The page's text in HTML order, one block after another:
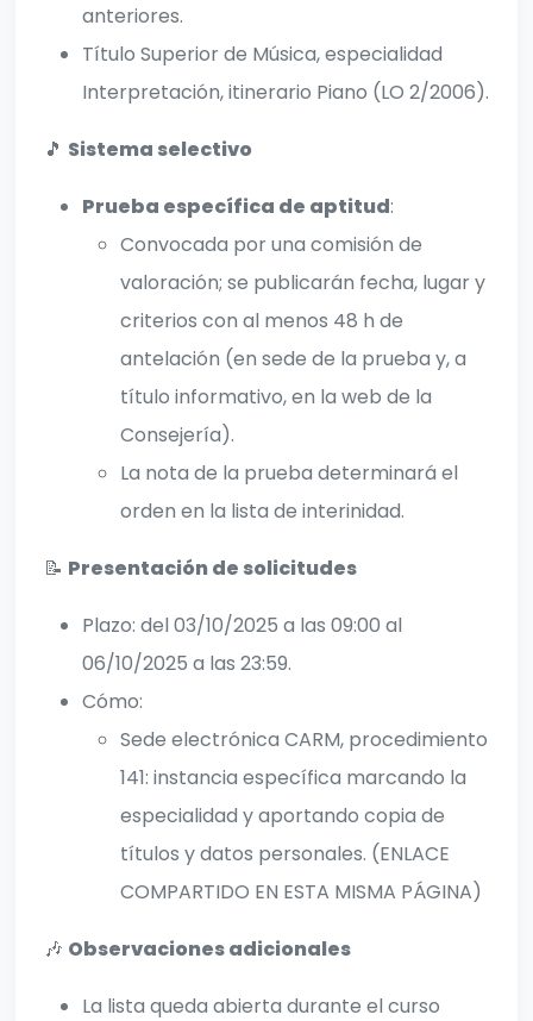
anteriores.
Título Superior de Música, especialidad
Interpretación, itinerario Piano (LO 2/2006).
🎵 Sistema selectivo
Prueba específica de aptitud:
Convocada por una comisión de
valoración; se publicarán fecha, lugar y
criterios con al menos 48 h de
antelación (en sede de la prueba y, a
título informativo, en la web de la
Consejería).
La nota de la prueba determinará el
orden en la lista de interinidad.
📝 Presentación de solicitudes
Plazo: del 03/10/2025 a las 09:00 al
06/10/2025 a las 23:59.
Cómo:
Sede electrónica CARM, procedimiento
141: instancia específica marcando la
especialidad y aportando copia de
títulos y datos personales. (ENLACE
COMPARTIDO EN ESTA MISMA PÁGINA)
🎶 Observaciones adicionales
La lista queda abierta durante el curso